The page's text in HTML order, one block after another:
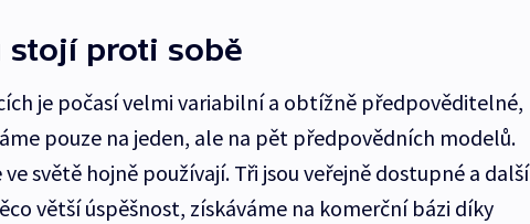
stojí proti sobě
je počasí velmi variabilní a obtížně předpověditelné,
pouze na jeden, ale na pět předpovědních modelů.
světě hojně používají. Tři jsou veřejně dostupné a další
větší úspěšnost, získáváme na komerční bázi díky